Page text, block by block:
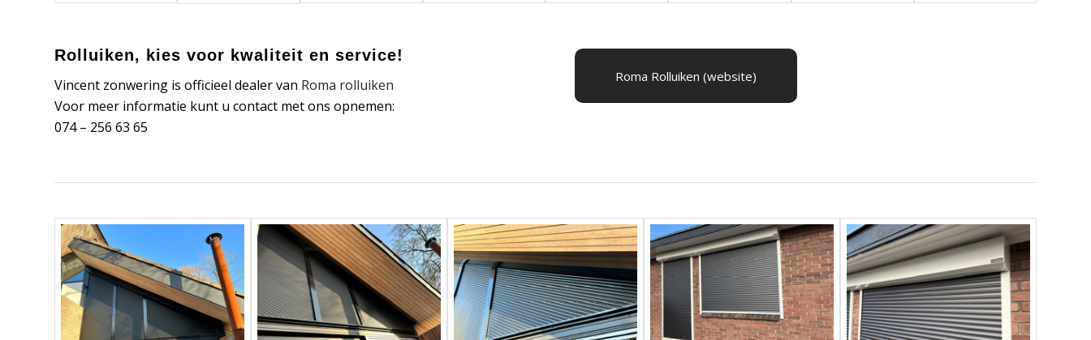
Rolluiken, kies voor kwaliteit en service!
Vincent zonwering is officieel dealer van Roma rolluiken
Voor meer informatie kunt u contact met ons opnemen:
074 – 256 63 65
Roma Rolluiken (website)